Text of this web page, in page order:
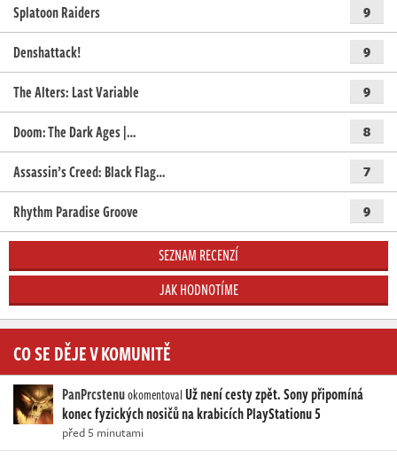
Splatoon Raiders 9
Denshattack! 9
The Alters: Last Variable 9
Doom: The Dark Ages |… 8
Assassin’s Creed: Black Flag… 7
Rhythm Paradise Groove 9
SEZNAM RECENZÍ
JAK HODNOTÍME
CO SE DĚJE V KOMUNITĚ
PanPrcstenuokomentovalUž není cesty zpět. Sony připomíná
konec fyzických nosičů na krabicích PlayStationu 5
před 5 minutami